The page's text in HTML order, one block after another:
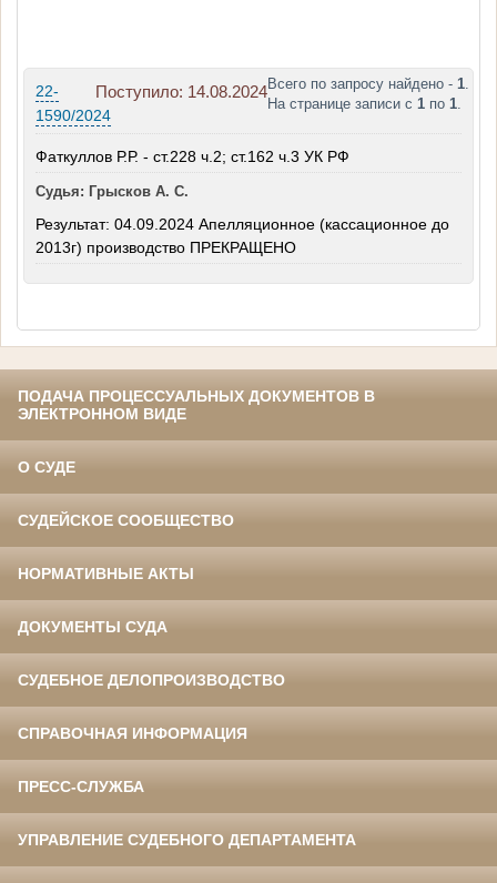
Всего по запросу найдено - 1.
На странице записи с 1 по 1.
Поступило: 14.08.2024
22-
1590/2024
Фаткуллов Р.Р. - ст.228 ч.2; ст.162 ч.3 УК РФ
Судья: Грысков А. С.
Результат: 04.09.2024 Апелляционное (кассационное до
2013г) производство ПРЕКРАЩЕНО
ПОДАЧА ПРОЦЕССУАЛЬНЫХ ДОКУМЕНТОВ В
ЭЛЕКТРОННОМ ВИДЕ
О СУДЕ
СУДЕЙСКОЕ СООБЩЕСТВО
НОРМАТИВНЫЕ АКТЫ
ДОКУМЕНТЫ СУДА
СУДЕБНОЕ ДЕЛОПРОИЗВОДСТВО
СПРАВОЧНАЯ ИНФОРМАЦИЯ
ПРЕСС-СЛУЖБА
УПРАВЛЕНИЕ СУДЕБНОГО ДЕПАРТАМЕНТА